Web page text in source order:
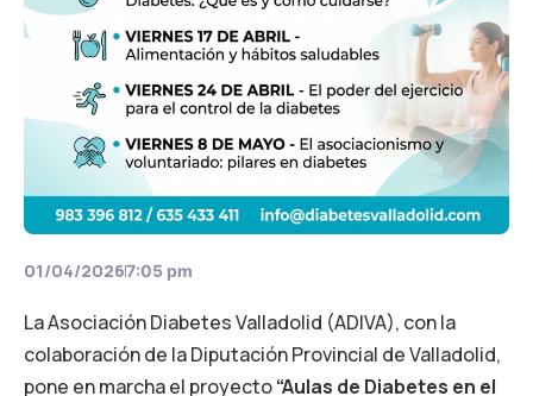
01/04/20267:05 pm
La Asociación Diabetes Valladolid (ADIVA), con la
colaboración de la Diputación Provincial de Valladolid,
pone en marcha el proyecto“Aulas de Diabetes en el